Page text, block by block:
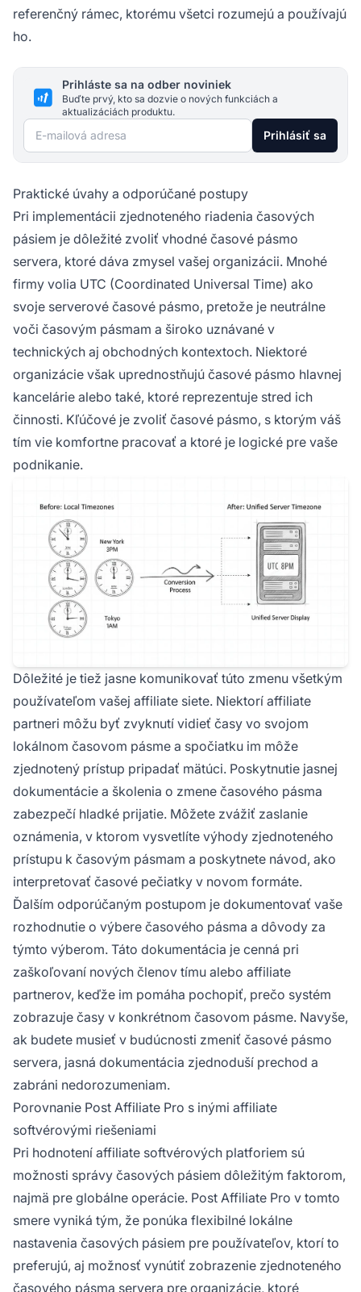
referenčný rámec, ktorému všetci rozumejú a používajú
ho.
Prihláste sa na odber noviniek
Buďte prvý, kto sa dozvie o nových funkciách a
aktualizáciách produktu.
E-mailová adresa Prihlásiť sa
Praktické úvahy a odporúčané postupy
Pri implementácii zjednoteného riadenia časových
pásiem je dôležité zvoliť vhodné časové pásmo
servera, ktoré dáva zmysel vašej organizácii. Mnohé
firmy volia UTC (Coordinated Universal Time) ako
svoje serverové časové pásmo, pretože je neutrálne
voči časovým pásmam a široko uznávané v
technických aj obchodných kontextoch. Niektoré
organizácie však uprednostňujú časové pásmo hlavnej
kancelárie alebo také, ktoré reprezentuje stred ich
činnosti. Kľúčové je zvoliť časové pásmo, s ktorým váš
tím vie komfortne pracovať a ktoré je logické pre vaše
podnikanie.
Dôležité je tiež jasne komunikovať túto zmenu všetkým
používateľom vašej affiliate siete. Niektorí affiliate
partneri môžu byť zvyknutí vidieť časy vo svojom
lokálnom časovom pásme a spočiatku im môže
zjednotený prístup pripadať mätúci. Poskytnutie jasnej
dokumentácie a školenia o zmene časového pásma
zabezpečí hladké prijatie. Môžete zvážiť zaslanie
oznámenia, v ktorom vysvetlíte výhody zjednoteného
prístupu k časovým pásmam a poskytnete návod, ako
interpretovať časové pečiatky v novom formáte.
Ďalším odporúčaným postupom je dokumentovať vaše
rozhodnutie o výbere časového pásma a dôvody za
týmto výberom. Táto dokumentácia je cenná pri
zaškoľovaní nových členov tímu alebo affiliate
partnerov, keďže im pomáha pochopiť, prečo systém
zobrazuje časy v konkrétnom časovom pásme. Navyše,
ak budete musieť v budúcnosti zmeniť časové pásmo
servera, jasná dokumentácia zjednoduší prechod a
zabráni nedorozumeniam.
Porovnanie Post Affiliate Pro s inými affiliate
softvérovými riešeniami
Pri hodnotení affiliate softvérových platforiem sú
možnosti správy časových pásiem dôležitým faktorom,
najmä pre globálne operácie. Post Affiliate Pro v tomto
smere vyniká tým, že ponúka flexibilné lokálne
nastavenia časových pásiem pre používateľov, ktorí to
preferujú, aj možnosť vynútiť zobrazenie zjednoteného
časového pásma servera pre organizácie, ktoré